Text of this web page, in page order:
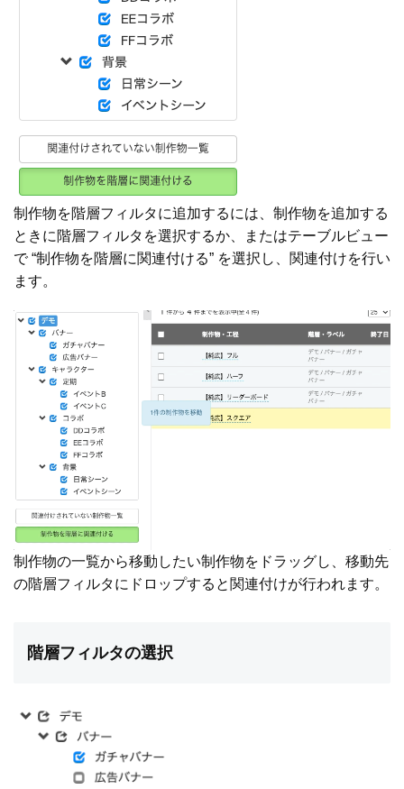
制作物を階層フィルタに追加するには、制作物を追加する
ときに階層フィルタを選択するか、またはテーブルビュー
で “制作物を階層に関連付ける” を選択し、関連付けを行い
ます。
制作物の一覧から移動したい制作物をドラッグし、移動先
の階層フィルタにドロップすると関連付けが行われます。
階層フィルタの選択